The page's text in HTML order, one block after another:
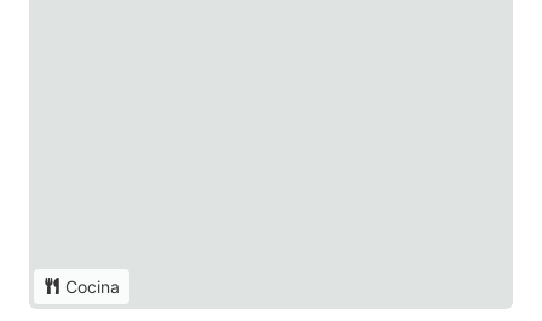
Cocina